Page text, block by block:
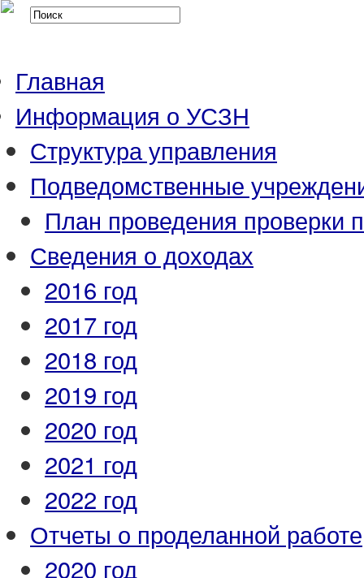
Главная
Информация о УСЗН
Структура управления
Подведомственные
План проведения проверки
Сведения о доходах
2016 год
2017 год
2018 год
2019 год
2020 год
2021 год
2022 год
Отчеты о проделанной работе
2020 год